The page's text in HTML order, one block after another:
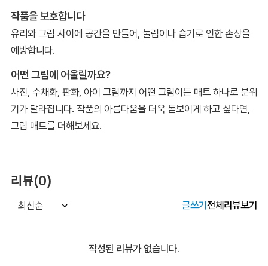
작품을 보호합니다
유리와 그림 사이에 공간을 만들어, 눌림이나 습기로 인한 손상을
예방합니다.
어떤 그림에 어울릴까요?
사진, 수채화, 판화, 아이 그림까지 어떤 그림이든 매트 하나로 분위
기가 달라집니다. 작품의 아름다움을 더욱 돋보이게 하고 싶다면,
그림 매트를 더해보세요.
리뷰(0)
최신순 글쓰기전체리뷰보기
작성된 리뷰가 없습니다.